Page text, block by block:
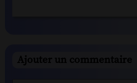
Ajouter un commentaire